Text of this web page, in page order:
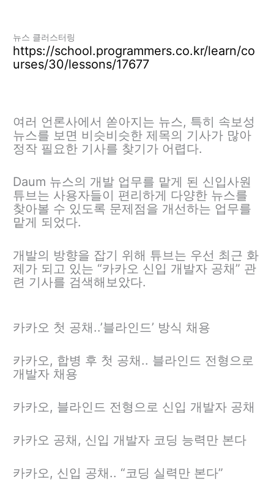
뉴스 클러스터링
https://school.programmers.co.kr/learn/co
urses/30/lessons/17677
여러 언론사에서 쏟아지는 뉴스, 특히 속보성
뉴스를 보면 비슷비슷한 제목의 기사가 많아
정작 필요한 기사를 찾기가 어렵다.
Daum 뉴스의 개발 업무를 맡게 된 신입사원
튜브는 사용자들이 편리하게 다양한 뉴스를
찾아볼 수 있도록 문제점을 개선하는 업무를
맡게 되었다.
개발의 방향을 잡기 위해 튜브는 우선 최근 화
제가 되고 있는 “카카오 신입 개발자 공채” 관
련 기사를 검색해보았다.
카카오 첫 공채..’블라인드’ 방식 채용
카카오, 합병 후 첫 공채.. 블라인드 전형으로
개발자 채용
카카오, 블라인드 전형으로 신입 개발자 공채
카카오 공채, 신입 개발자 코딩 능력만 본다
카카오, 신입 공채.. “코딩 실력만 본다”